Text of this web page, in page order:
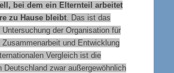
bei dem ein Elternteil arbeitet
zu Hause bleibt. Das ist das
Untersuchung der Organisation für
und Entwicklung
Vergleich ist die
Deutschland zwar außergewöhnlich